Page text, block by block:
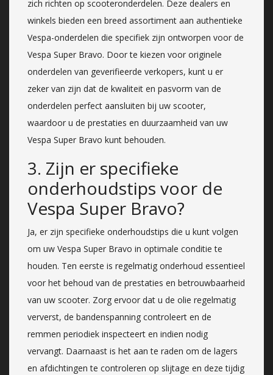
zich richten op scooteronderdelen. Deze dealers en
winkels bieden een breed assortiment aan authentieke
Vespa-onderdelen die specifiek zijn ontworpen voor de
Vespa Super Bravo. Door te kiezen voor originele
onderdelen van geverifieerde verkopers, kunt u er
zeker van zijn dat de kwaliteit en pasvorm van de
onderdelen perfect aansluiten bij uw scooter,
waardoor u de prestaties en duurzaamheid van uw
Vespa Super Bravo kunt behouden.
3. Zijn er specifieke
onderhoudstips voor de
Vespa Super Bravo?
Ja, er zijn specifieke onderhoudstips die u kunt volgen
om uw Vespa Super Bravo in optimale conditie te
houden. Ten eerste is regelmatig onderhoud essentieel
voor het behoud van de prestaties en betrouwbaarheid
van uw scooter. Zorg ervoor dat u de olie regelmatig
ververst, de bandenspanning controleert en de
remmen periodiek inspecteert en indien nodig
vervangt. Daarnaast is het aan te raden om de lagers
en afdichtingen te controleren op slijtage en deze tijdig